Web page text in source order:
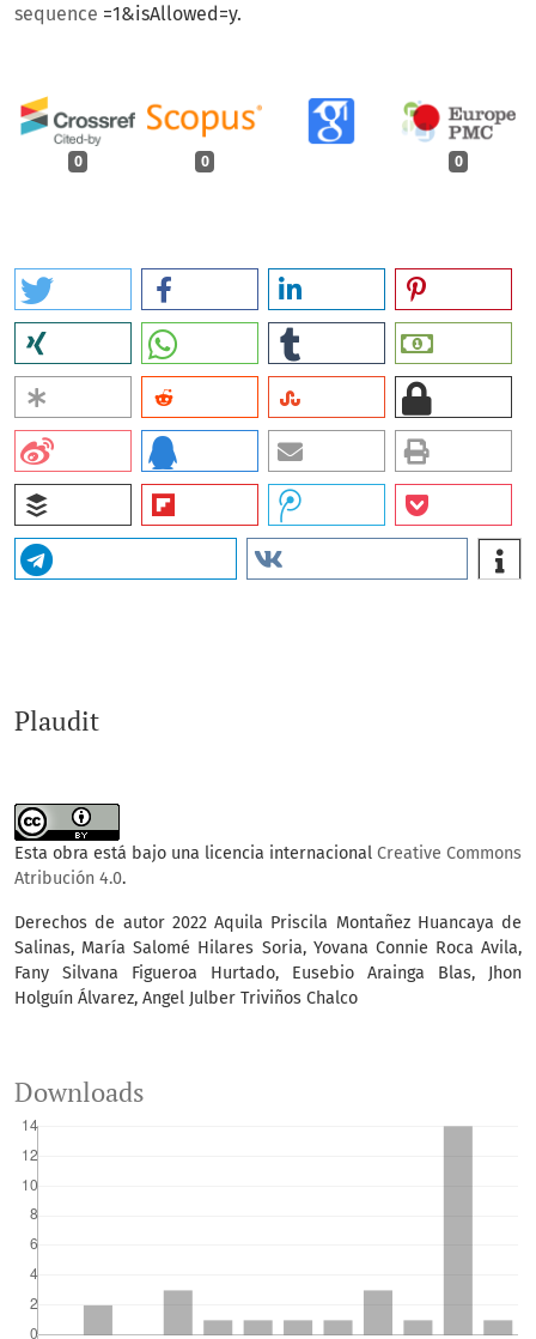
0 0 0
Plaudit
sequence =1&isAllowed=y.
Esta obra está bajo una licencia internacional Creative Commons
Atribución 4.0.
Derechos de autor 2022 Aquila Priscila Montañez Huancaya de
Salinas, María Salomé Hilares Soria, Yovana Connie Roca Avila,
Fany Silvana Figueroa Hurtado, Eusebio Arainga Blas, Jhon
Holguín Álvarez, Angel Julber Triviños Chalco
Downloads